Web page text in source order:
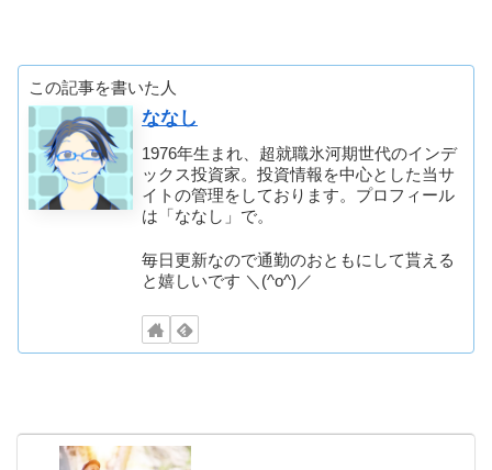
この記事を書いた人
ななし
1976年生まれ、超就職氷河期世代のインデ
ックス投資家。投資情報を中心とした当サ
イトの管理をしております。プロフィール
は「ななし」で。
毎日更新なので通勤のおともにして貰える
と嬉しいです ＼(^o^)／